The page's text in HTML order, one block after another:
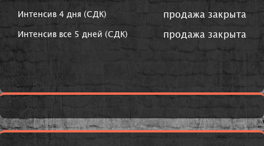
Интенсив 4 дня (СДК) продажа закрыта
Интенсив все 5 дней (СДК) продажа закрыта